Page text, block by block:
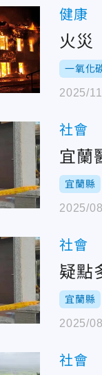
健康
火災
一氧化
2025/
社會
宜蘭
宜蘭縣
2025/
社會
疑點
宜蘭縣
2025/
社會